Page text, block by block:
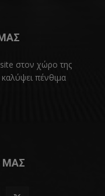
στον χώρο της
πένθιμα
ΜΑΣ